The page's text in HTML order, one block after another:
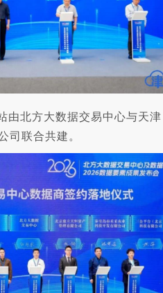
由北方大数据交易中心与天津
司联合共建。